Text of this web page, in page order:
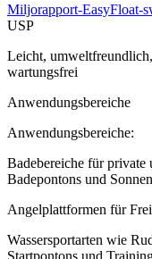
Miljorapport-EasyFloat-
USP
Leicht,
wartungsfrei
Anwendungsbereiche
Anwendungsbereiche:
Badebereiche für
Badepontons und
Angelplattformen für
Wassersportarten wie
Startpontons und